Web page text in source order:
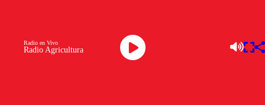
Radio Agricultura
Radio en Vivo